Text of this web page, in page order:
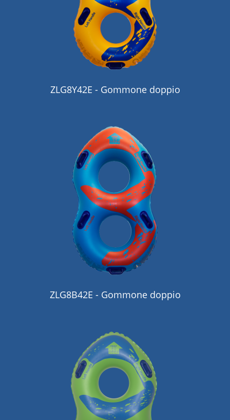
ZLG8Y42E - Gommone doppio
ZLG8B42E - Gommone doppio